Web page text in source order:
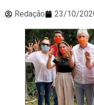
Redação 23/10/